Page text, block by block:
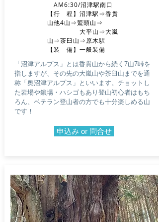
AM6:30/沼津駅南口
​【行 程】沼津駅⇒香貫
山他4山⇒鷲頭山⇒
大平山⇒大嵐
山⇒茶臼山⇒原木駅
​【装 備】一般装備
「沼津アルプス」とは香貫山から続く7山7峠を
指しますが、その先の大嵐山や茶臼山までを通
称「奥沼津アルプス」といいます。チョットし
た岩場や鎖場・ハシゴもあり登山初心者はもち
ろん、ベテラン登山者の方でも十分楽しめる山
です！
申込み or 問合せ